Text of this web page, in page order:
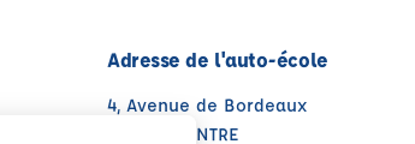
Adresse de l'auto-école
4, Avenue de Bordeaux
86530 NAINTRE